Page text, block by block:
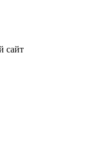
сайт